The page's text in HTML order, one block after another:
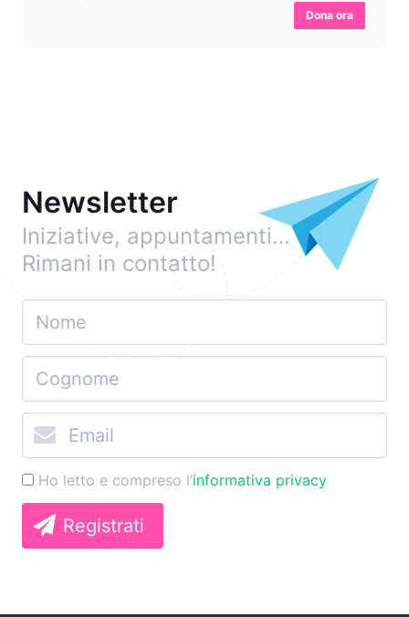
Dona ora
Newsletter
Iniziative, appuntamenti…
Rimani in contatto!
Ho letto e compreso l’informativa privacy
Registrati